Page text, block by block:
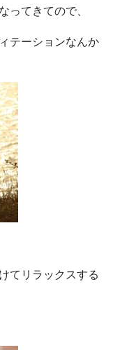
てきてので、
テーションなんか
てリラックスする